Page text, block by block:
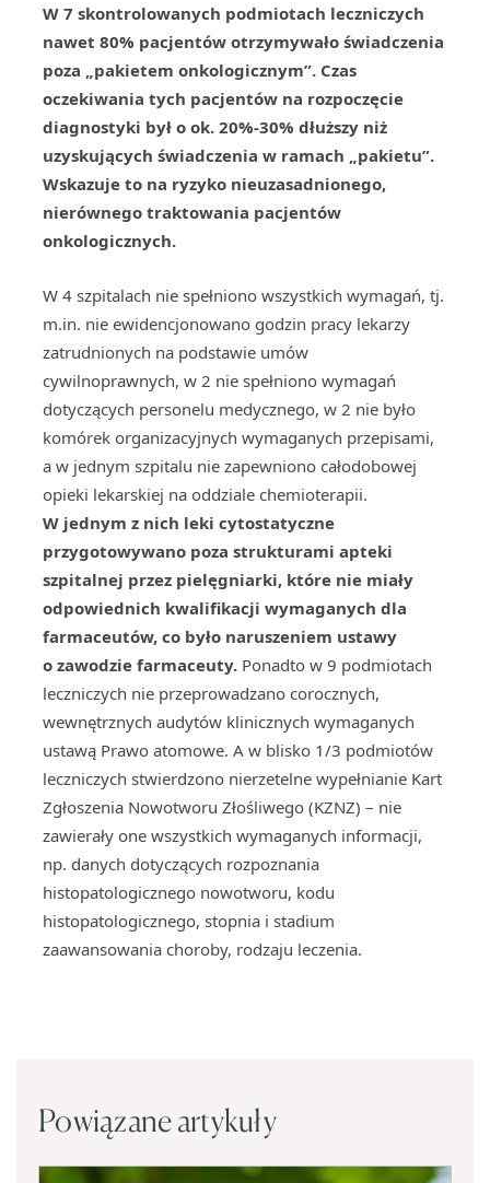
W 7 skontrolowanych podmiotach leczniczych
nawet 80% pacjentów otrzymywało świadczenia
poza „pakietem onkologicznym”. Czas
oczekiwania tych pacjentów na rozpoczęcie
diagnostyki był o ok. 20%-30% dłuższy niż
uzyskujących świadczenia w ramach „pakietu”.
Wskazuje to na ryzyko nieuzasadnionego,
nierównego traktowania pacjentów
onkologicznych.
W 4 szpitalach nie spełniono wszystkich wymagań, tj.
m.in. nie ewidencjonowano godzin pracy lekarzy
zatrudnionych na podstawie umów
cywilnoprawnych, w 2 nie spełniono wymagań
dotyczących personelu medycznego, w 2 nie było
komórek organizacyjnych wymaganych przepisami,
a w jednym szpitalu nie zapewniono całodobowej
opieki lekarskiej na oddziale chemioterapii.
W jednym z nich leki cytostatyczne
przygotowywano poza strukturami apteki
szpitalnej przez pielęgniarki, które nie miały
odpowiednich kwalifikacji wymaganych dla
farmaceutów, co było naruszeniem ustawy
o zawodzie farmaceuty. Ponadto w 9 podmiotach
leczniczych nie przeprowadzano corocznych,
wewnętrznych audytów klinicznych wymaganych
ustawą Prawo atomowe. A w blisko 1/3 podmiotów
leczniczych stwierdzono nierzetelne wypełnianie Kart
Zgłoszenia Nowotworu Złośliwego (KZNZ) – nie
zawierały one wszystkich wymaganych informacji,
np. danych dotyczących rozpoznania
histopatologicznego nowotworu, kodu
histopatologicznego, stopnia i stadium
zaawansowania choroby, rodzaju leczenia.
Powiązane artykuły